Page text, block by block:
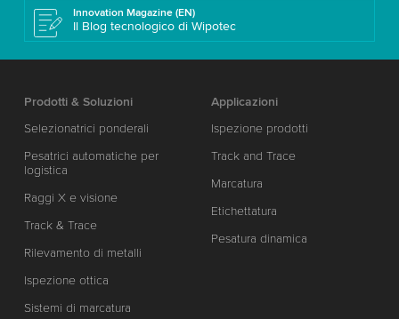
Innovation Magazine (EN)
Il Blog tecnologico di Wipotec
Prodotti & Soluzioni
Selezionatrici ponderali
Pesatrici automatiche per
logistica
Raggi X e visione
Track & Trace
Rilevamento di metalli
Ispezione ottica
Sistemi di marcatura
Applicazioni
Ispezione prodotti
Track and Trace
Marcatura
Etichettatura
Pesatura dinamica